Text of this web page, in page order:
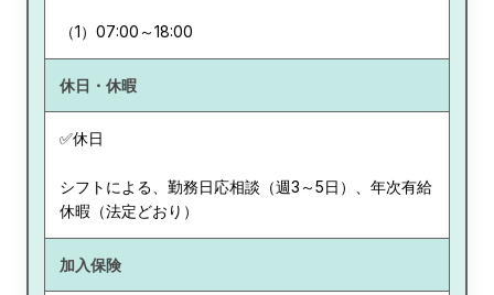
（1）07:00～18:00
休日・休暇
✅休日
シフトによる、勤務日応相談（週3～5日）、年次有給
休暇（法定どおり）
加入保険